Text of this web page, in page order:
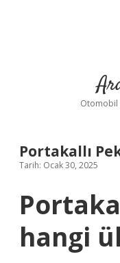
Otomobil
Portakallı
Tarih: Ocak 30, 2025
hangi